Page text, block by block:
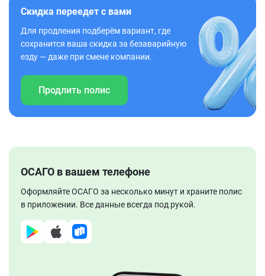
Скидка переедет с вами
Для продления подберём вариант, где
сохранится ваша скидка за безаварийную
езду — даже при смене компании.
Продлить полис
ОСАГО в вашем телефоне
Оформляйте ОСАГО за несколько минут и храните полис
в приложении. Все данные всегда под рукой.